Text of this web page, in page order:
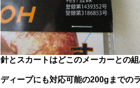
針とスカートはどこのメーカーとの
ディープにも対応可能の200gまでの